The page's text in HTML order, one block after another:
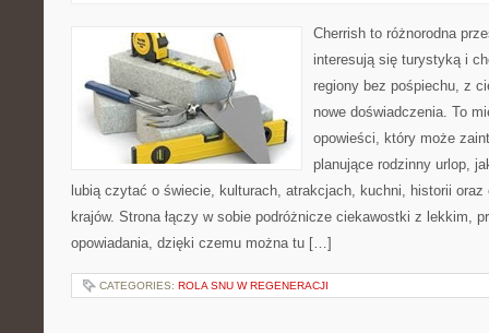
Cherrish to różnorodna
interesują się turystyką i
regiony bez pośpiechu, z
nowe doświadczenia. To
opowieści, który może
planujące rodzinny urlop,
lubią czytać o świecie, kulturach, atrakcjach, kuchni, historii
krajów. Strona łączy w sobie podróżnicze ciekawostki z lekkim,
opowiadania, dzięki czemu można tu […]
CATEGORIES: ROLA SNU W REGENERACJI